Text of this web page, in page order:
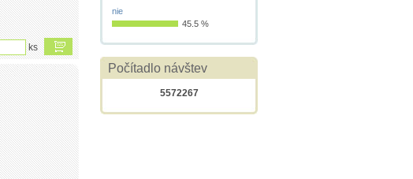
ks
nie
45.5 %
Počítadlo návštev
5572267